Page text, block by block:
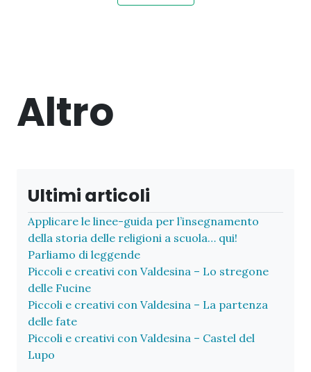
Altro
Ultimi articoli
Applicare le linee-guida per l’insegnamento
della storia delle religioni a scuola… qui!
Parliamo di leggende
Piccoli e creativi con Valdesina – Lo stregone
delle Fucine
Piccoli e creativi con Valdesina – La partenza
delle fate
Piccoli e creativi con Valdesina – Castel del
Lupo